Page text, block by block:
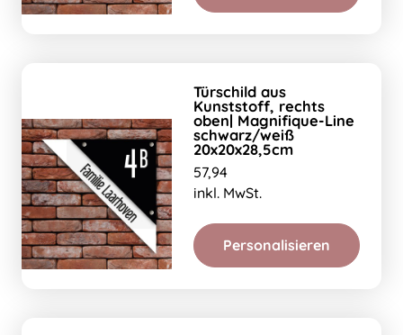
Türschild aus
Kunststoff, rechts
oben| Magnifique-Line
schwarz/weiß
20x20x28,5cm
57,94
inkl. MwSt.
Personalisieren